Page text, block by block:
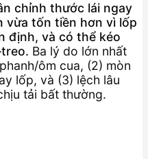
chỉnh thước lái ngay
vừa tốn tiền hơn vì lốp
định, và có thể kéo
Ba lý do lớn nhất
ôm cua, (2) mòn
lốp, và (3) lệch lâu
tải bất thường.